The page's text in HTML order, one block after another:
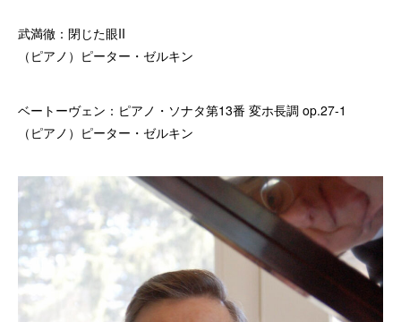
武満徹：閉じた眼II
（ピアノ）ピーター・ゼルキン
ベートーヴェン：ピアノ・ソナタ第13番 変ホ長調 op.27-1
（ピアノ）ピーター・ゼルキン